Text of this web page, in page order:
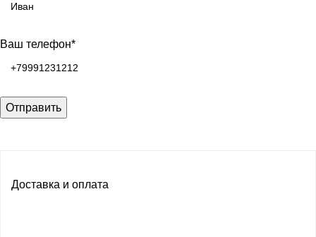
Ваш телефон*
Доставка и оплата